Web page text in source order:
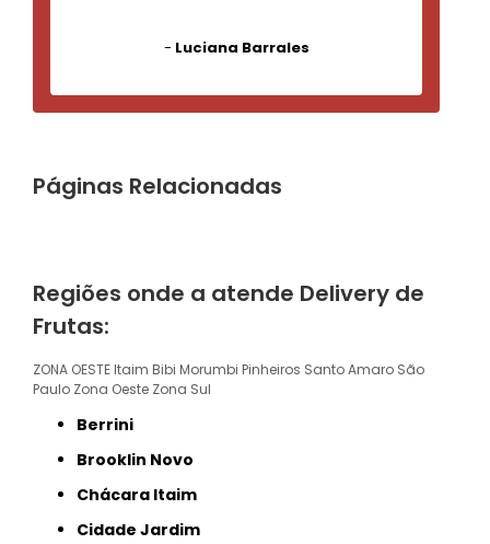
- Luciana Barrales
Páginas Relacionadas
Regiões onde a atende Delivery de
Frutas:
ZONA OESTE Itaim Bibi Morumbi Pinheiros Santo Amaro São
Paulo Zona Oeste Zona Sul
Berrini
Brooklin Novo
Chácara Itaim
Cidade Jardim